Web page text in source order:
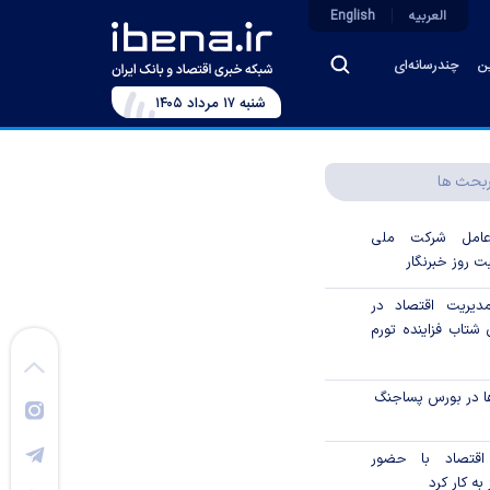
چندرسانه‌ای
العربیه English
شنبه ۱۷ مرداد ۱۴۰۵
ها
شرکت ملی
روز خبرنگار
اقتصاد در
فزاینده تورم
در بورس پساجنگ
اقتصاد با حضور
کار کرد